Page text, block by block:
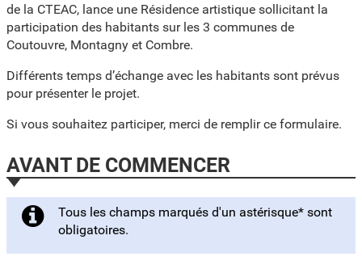
de la CTEAC, lance une Résidence artistique sollicitant la
participation des habitants sur les 3 communes de
Coutouvre, Montagny et Combre.
Différents temps d’échange avec les habitants sont prévus
pour présenter le projet.
Si vous souhaitez participer, merci de remplir ce formulaire.
AVANT DE COMMENCER
Tous les champs marqués d'un astérisque* sont
obligatoires.